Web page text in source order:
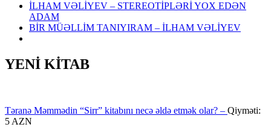
İLHAM VƏLİYEV – STEREOTİPLƏRİ YOX EDƏN
ADAM
BİR MÜƏLLİM TANIYIRAM – İLHAM VƏLİYEV
YENİ KİTAB
Təranə Məmmədin “Sirr” kitabını necə əldə etmək olar? – Qiyməti:
5 AZN